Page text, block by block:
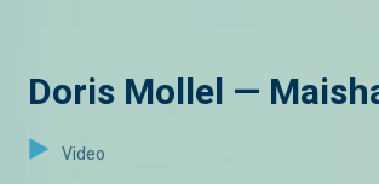
Doris Mollel —
Video